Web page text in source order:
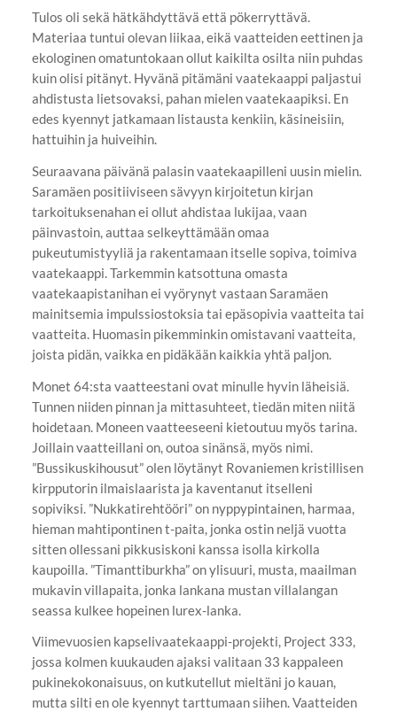
Tulos oli sekä hätkähdyttävä että pökerryttävä.
Materiaa tuntui olevan liikaa, eikä vaatteiden eettinen ja
ekologinen omatuntokaan ollut kaikilta osilta niin puhdas
kuin olisi pitänyt. Hyvänä pitämäni vaatekaappi paljastui
ahdistusta lietsovaksi, pahan mielen vaatekaapiksi. En
edes kyennyt jatkamaan listausta kenkiin, käsineisiin,
hattuihin ja huiveihin.
Seuraavana päivänä palasin vaatekaapilleni uusin mielin.
Saramäen positiiviseen sävyyn kirjoitetun kirjan
tarkoituksenahan ei ollut ahdistaa lukijaa, vaan
päinvastoin, auttaa selkeyttämään omaa
pukeutumistyyliä ja rakentamaan itselle sopiva, toimiva
vaatekaappi. Tarkemmin katsottuna omasta
vaatekaapistanihan ei vyörynyt vastaan Saramäen
mainitsemia impulssiostoksia tai epäsopivia vaatteita tai
vaatteita. Huomasin pikemminkin omistavani vaatteita,
joista pidän, vaikka en pidäkään kaikkia yhtä paljon.
Monet 64:sta vaatteestani ovat minulle hyvin läheisiä.
Tunnen niiden pinnan ja mittasuhteet, tiedän miten niitä
hoidetaan. Moneen vaatteeseeni kietoutuu myös tarina.
Joillain vaatteillani on, outoa sinänsä, myös nimi.
”Bussikuskihousut” olen löytänyt Rovaniemen kristillisen
kirpputorin ilmaislaarista ja kaventanut itselleni
sopiviksi. ”Nukkatirehtööri” on nyppypintainen, harmaa,
hieman mahtipontinen t-paita, jonka ostin neljä vuotta
sitten ollessani pikkusiskoni kanssa isolla kirkolla
kaupoilla. ”Timanttiburkha” on ylisuuri, musta, maailman
mukavin villapaita, jonka lankana mustan villalangan
seassa kulkee hopeinen lurex-lanka.
Viimevuosien kapselivaatekaappi-projekti, Project 333,
jossa kolmen kuukauden ajaksi valitaan 33 kappaleen
pukinekokonaisuus, on kutkutellut mieltäni jo kauan,
mutta silti en ole kyennyt tarttumaan siihen. Vaatteiden